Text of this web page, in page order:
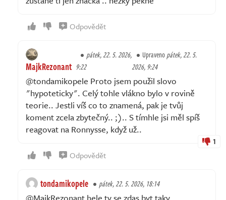
Odpovědět
MajkRezonant
pátek, 22. 5. 2026,
9:22
Upravenopátek, 22. 5.
2026, 9:24
@tondamikopele Proto jsem použil slovo
"hypoteticky". Celý tohle vlákno bylo v rovině
teorie.. Jestli víš co to znamená, pak je tvůj
koment zcela zbytečný.. ;).. S tímhle jsi měl spíš
reagovat na Ronnysse, když už..
1
Odpovědět
tondamikopele pátek, 22. 5. 2026, 18:14